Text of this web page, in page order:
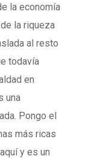
la economía
la riqueza
al resto
todavía
en
una
Pongo el
más ricas
y es un